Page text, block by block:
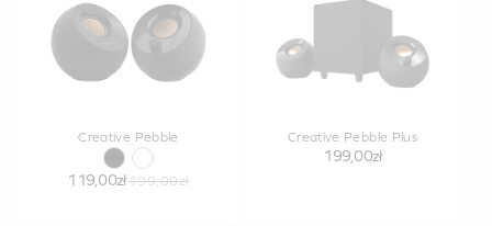
Creative Pebble
119,00zł199,00zł
Creative Pebble Plus
199,00zł